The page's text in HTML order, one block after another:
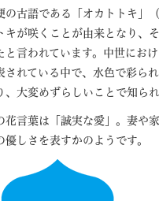
の古語である「オカトトキ」
キが咲くことが由来となり、
と言われています。中世にお
されている中で、水色で彩ら
、大変めずらしいことで知られ
花言葉は「誠実な愛」。妻や
優しさを表すかのようです。